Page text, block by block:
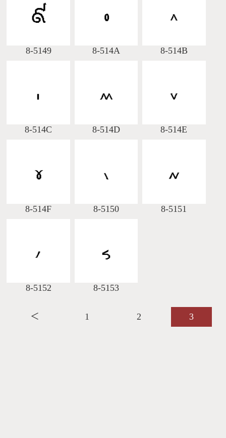
8-5149 8-514A 8-514B
8-514C 8-514D 8-514E
8-514F 8-5150 8-5151
8-5152 8-5153
＜ 1 2 3